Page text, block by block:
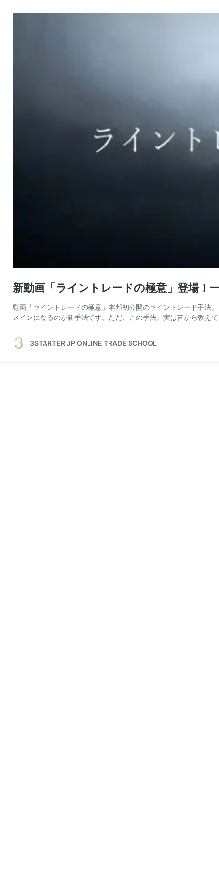
新動画「ライントレードの極意」登場！
動画「ライントレードの極意」本邦初公開のライントレード手法
メインになるのが新手法です。ただ、この手法。実は昔から教え
3STARTER.JP ONLINE TRADE SCHOOL